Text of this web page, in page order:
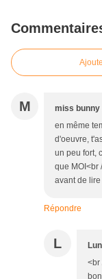
M miss bunny
en même
d'oeuvre,
un peu fort,
que MOI<br
avant de
Répondre
L
<br